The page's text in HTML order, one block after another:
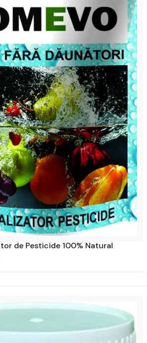
de Pesticide 100% Natural